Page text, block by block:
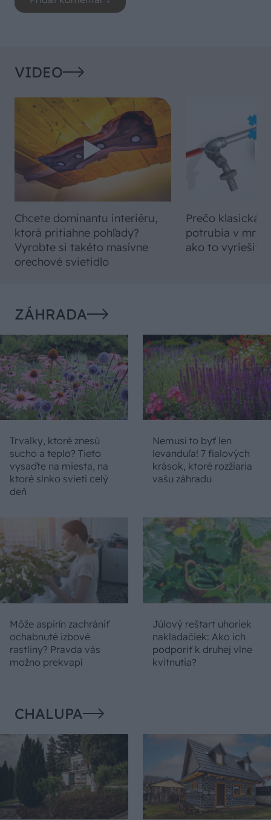
VIDEO
Chcete dominantu interiéru,
ktorá pritiahne pohľady?
Vyrobte si takéto masívne
orechové svietidlo
Prečo klasická
potrubia v
ako to vyriešiť
ZÁHRADA
Trvalky, ktoré znesú
sucho a teplo? Tieto
vysaďte na miesta, na
ktoré slnko svieti celý
deň
Nemusí to byť len
levanduľa! 7 fialových
krások, ktoré rozžiaria
vašu záhradu
Môže aspirín zachrániť
ochabnuté izbové
rastliny? Pravda vás
možno prekvapí
Júlový reštart uhoriek
nakladačiek: Ako ich
podporiť k druhej vlne
kvitnutia?
CHALUPA